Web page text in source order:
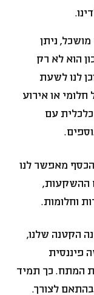
מושכל, ניתן
הוא לא רק
לנו לשעת
חלומי או אירוע
כלכלית עם
הכסף מאפשר לנו
ההשקעות,
וחלומות.
הקטנה שלנו,
פיננסית
המתח. כך תמיד
לצורך.